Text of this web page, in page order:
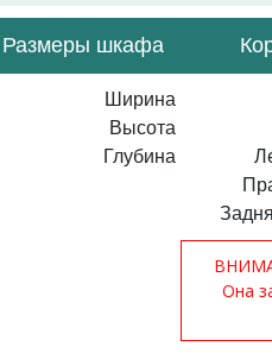
Размеры шкафа
Ширина
Высота
Глубина
Она